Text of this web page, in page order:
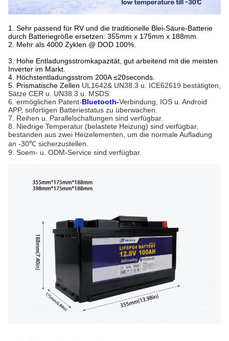
1. Sehr passend für RV und die traditionelle Blei-Säure-Batterie
durch Batteriegröße ersetzen: 355mm x 175mm x 188mm.
2. Mehr als 4000 Zyklen @ DOD 100%.
3. Hohe Entladungsstromkapazität, gut arbeitend mit die meisten
Inverter im Markt.
4. Höchstentladungsstrom 200A ≤20seconds.
5. Prismatische Zellen UL1642& UN38.3 u. ICE62619 bestätigten,
Sätze CER u. UN38.3 u. MSDS.
6. ermöglichen Patent-Bluetooth-Verbindung, IOS u. Android
APP, sofortigen Batteriestatus zu überwachen.
7. Reihen u. Parallelschaltungen sind verfügbar.
8. Niedrige Temperatur (belastete Heizung) sind verfügbar,
bestanden aus zwei Heizelementen, um die normale Aufladung
an -30℃ sicherzustellen.
9. Soem- u. ODM-Service sind verfügbar.